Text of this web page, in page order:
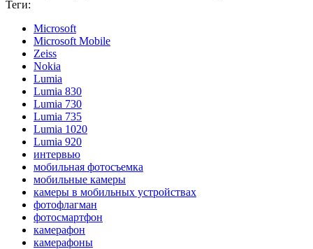
Теги:
Microsoft
Microsoft Mobile
Zeiss
Nokia
Lumia
Lumia 830
Lumia 730
Lumia 735
Lumia 1020
Lumia 920
интервью
мобильная фотосъемка
мобильные камеры
камеры в мобильных устройствах
фотофлагман
фотосмартфон
камерафон
камерафоны